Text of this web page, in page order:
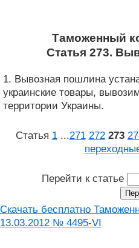
Таможенный
Статья 273.
1. Вывозная пошлина
украинские товары,
территории Украины.
Статья 1 ...271 272 273
Перейти к статье
Скачать бесплатно
13.03.2012 № 4495-VI